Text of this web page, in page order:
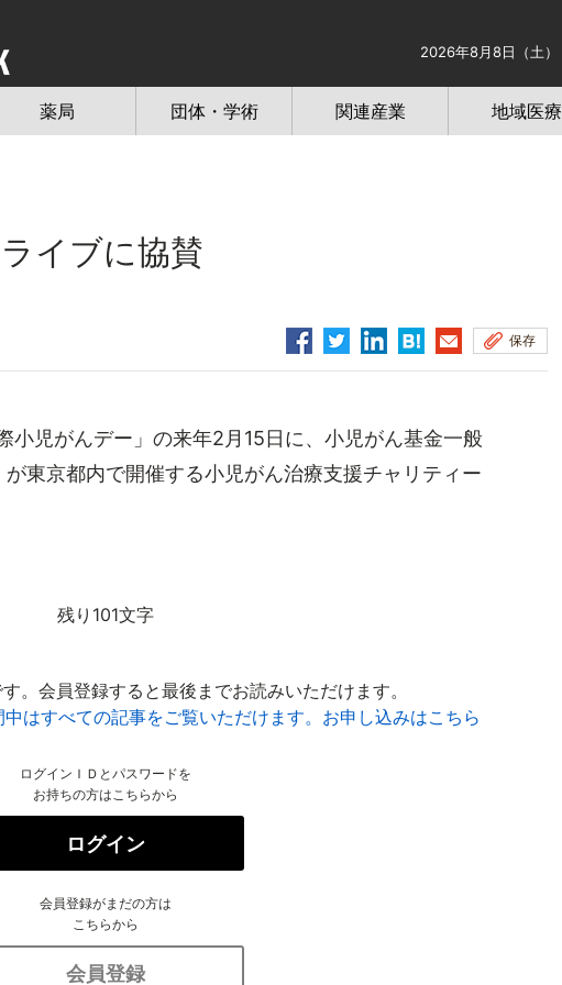
2026年8月8日（土）
薬局 団体・学術 関連産業 地域医療
イブに協賛
保存
児がんデー」の来年2月15日に、小児がん基金一般
東京都内で開催する小児がん治療支援チャリティー
残り101文字
。会員登録すると最後までお読みいただけます。
はすべての記事をご覧いただけます。お申し込みはこちら
ログインＩＤとパスワードを
お持ちの方はこちらから
ログイン
会員登録がまだの方は
こちらから
会員登録